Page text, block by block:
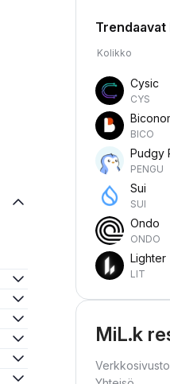
Kolikko
Cysic
CYS
BICO
Pudgy
PENGU
Sui
SUI
Ondo
ONDO
Lighter
LIT
MiL.k
Verkkosivusto